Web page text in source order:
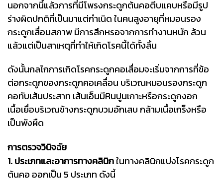
นอกจากนี้แล้วการที่มีโพรงกระดูกต้นคอตีบแคบหรือมีรูป
ร่างผิดปกติที่เป็นมาแต่กำเนิด ในคนสูงอายุที่หมอนรอง
กระดูกเสื่อมสภาพ มีการสึกหรอจากการทำงานหนัก ล้วน
แล้วแต่เป็นสาเหตุที่ทำให้เกิดโรคนี้ได้ทั้งสิ้น
ดังนั้นกลไกการเกิดโรคกระดูกคอเสื่อมจะเริ่มจากการที่ข้อ
ต่อกระดูกของกระดูกคอเคลื่อน บริเวณหมอนรองกระดูก
คอทับเส้นประสาท เส้นเอ็นมีหินปูนเกาะหรือกระดูกงอก
เนื้อเยื่อบริเวณข้างกระดูกบวมอักเสบ กล้ามเนื้อเกร็งหรือ
เป็นพังผืด
การตรวจวินิจฉัย
1. ประเภทและอาการทางคลินิกในทางคลินิกแบ่งโรคกระดูก
ต้นคอ ออกเป็น 5 ประเภท ดังนี้